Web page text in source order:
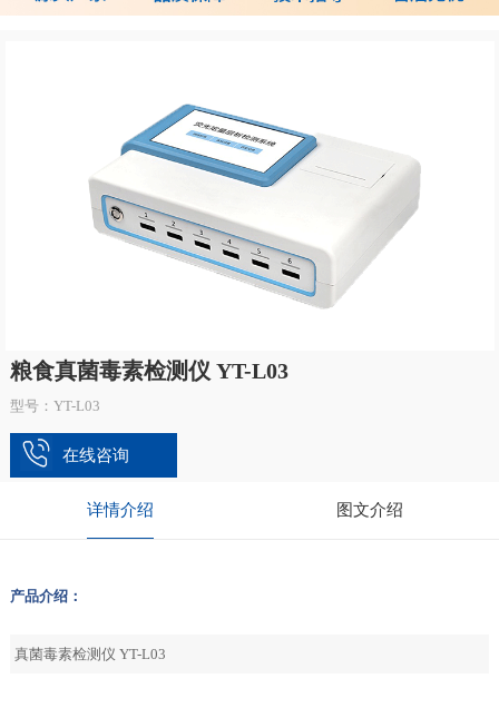
粮食真菌毒素检测仪 YT-L03
型号：YT-L03
在线咨询
详情介绍 图文介绍
产品介绍：
真菌毒素检测仪 YT-L03